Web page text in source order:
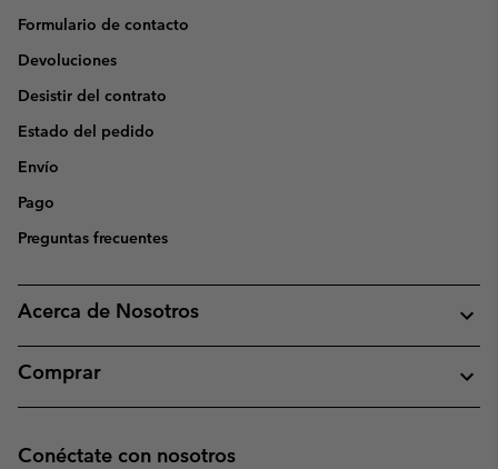
Formulario de contacto
Devoluciones
Desistir del contrato
Estado del pedido
Envío
Pago
Preguntas frecuentes
Acerca de Nosotros
Comprar
Conéctate con nosotros